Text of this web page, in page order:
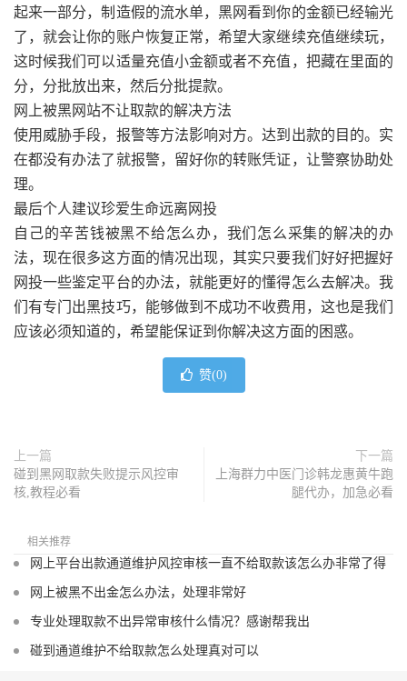
起来一部分，制造假的流水单，黑网看到你的金额已经输光
了，就会让你的账户恢复正常，希望大家继续充值继续玩，
这时候我们可以适量充值小金额或者不充值，把藏在里面的
分，分批放出来，然后分批提款。
网上被黑网站不让取款的解决方法
使用威胁手段，报警等方法影响对方。达到出款的目的。实
在都没有办法了就报警，留好你的转账凭证，让警察协助处
理。
最后个人建议珍爱生命远离网投
自己的辛苦钱被黑不给怎么办，我们怎么采集的解决的办
法，现在很多这方面的情况出现，其实只要我们好好把握好
网投一些鉴定平台的办法，就能更好的懂得怎么去解决。我
们有专门出黑技巧，能够做到不成功不收费用，这也是我们
应该必须知道的，希望能保证到你解决这方面的困惑。
赞(0)
上一篇
碰到黑网取款失败提示风控审
核,教程必看
下一篇
上海群力中医门诊韩龙惠黄牛跑
腿代办，加急必看
相关推荐
网上平台出款通道维护风控审核一直不给取款该怎么办非常了得
网上被黑不出金怎么办法，处理非常好
专业处理取款不出异常审核什么情况？感谢帮我出
碰到通道维护不给取款怎么处理真对可以